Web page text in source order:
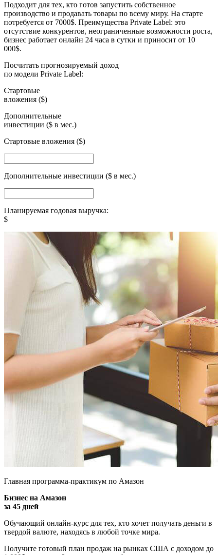
Подходит для тех, кто готов запустить собственное
производство и продавать товары по всему миру. На старте
потребуется от 7000$. Преимущества Private Label: это
отсутствие конкурентов, неограниченные возможности роста,
бизнес работает онлайн 24 часа в сутки и приносит от 10
000$.
Посчитать прогнозируемый доход
по модели Private Label:
Стартовые
вложения ($)
Дополнительные
инвестиции ($ в мес.)
Стартовые вложения ($)
Дополнительные инвестиции ($ в мес.)
Планируемая годовая выручка:
$
Главная программа-практикум по Амазон
Бизнес на Амазон
за 45 дней
Обучающий онлайн-курс для тех, кто хочет получать деньги в
твердой валюте, находясь в любой точке мира.
Получите готовый план продаж на рынках США с доходом до